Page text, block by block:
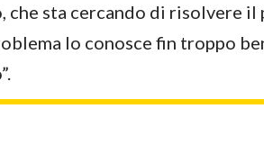
sta cercando di risolvere il
lo conosce fin troppo